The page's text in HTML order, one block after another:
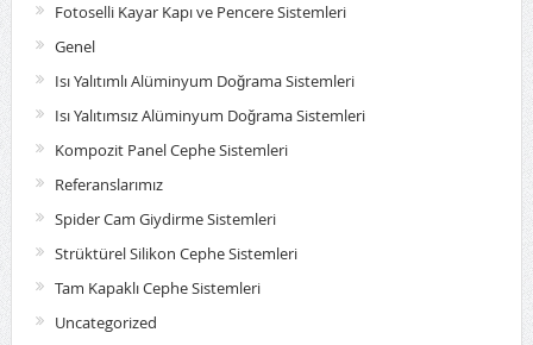
Fotoselli Kayar Kapı ve Pencere Sistemleri
Genel
Isı Yalıtımlı Alüminyum Doğrama Sistemleri
Isı Yalıtımsız Alüminyum Doğrama Sistemleri
Kompozit Panel Cephe Sistemleri
Referanslarımız
Spider Cam Giydirme Sistemleri
Strüktürel Silikon Cephe Sistemleri
Tam Kapaklı Cephe Sistemleri
Uncategorized